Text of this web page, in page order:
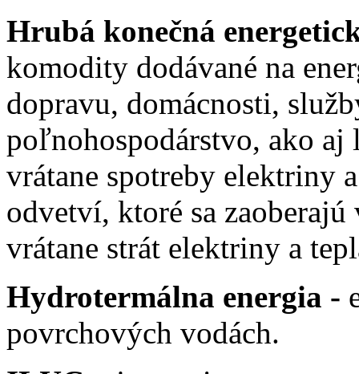
Hrubá konečná
komodity dodávané na
dopravu, domácnosti,
poľnohospodárstvo, ako aj
vrátane spotreby elektriny
odvetví, ktoré sa
vrátane strát elektriny a
Hydrotermálna energia -
povrchových vodách.